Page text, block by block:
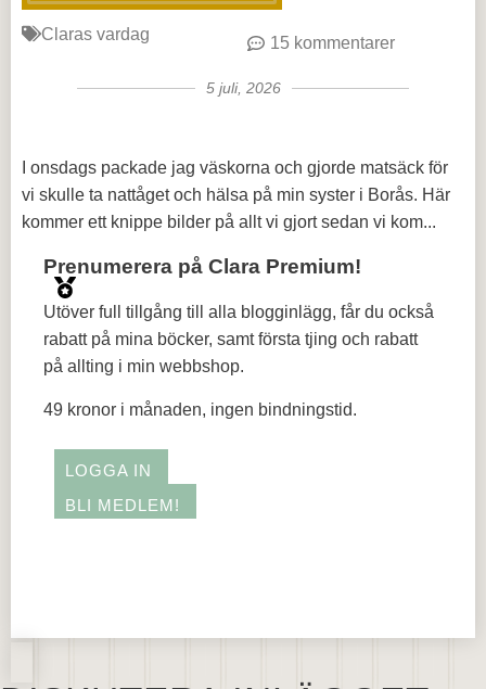
Claras vardag 15 kommentarer
5 juli, 2026
I onsdags packade jag väskorna och gjorde matsäck för
vi skulle ta nattåget och hälsa på min syster i Borås. Här
kommer ett knippe bilder på allt vi gjort sedan vi kom...
Prenumerera på Clara Premium!
Utöver full tillgång till alla blogginlägg, får du också
rabatt på mina böcker, samt första tjing och rabatt
på allting i min webbshop.
49 kronor i månaden, ingen bindningstid.
LOGGA IN
BLI MEDLEM!